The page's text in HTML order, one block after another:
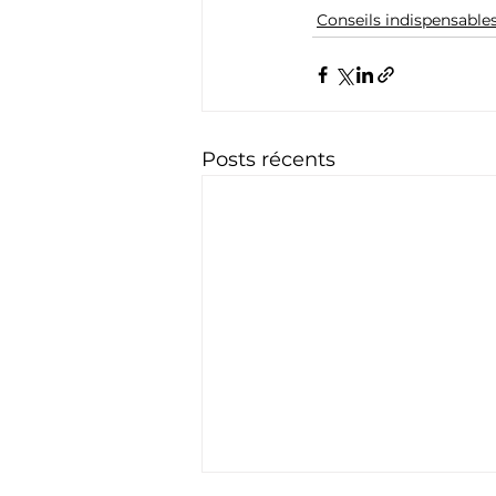
Conseils
Posts récents